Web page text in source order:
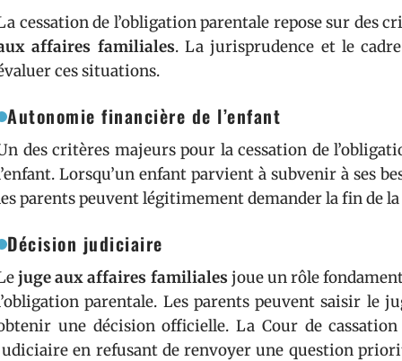
cessation de l’obligation parentale repose sur des
affaires familiales. La jurisprudence et le
ces situations.
Autonomie financière de l’enfant
des critères majeurs pour la cessation de
Lorsqu’un enfant parvient à subvenir à ses
parents peuvent légitimement demander la fin de la
Décision judiciaire
juge aux affaires familiales joue un rôle
parentale. Les parents peuvent saisir le
une décision officielle. La Cour de
en refusant de renvoyer une question